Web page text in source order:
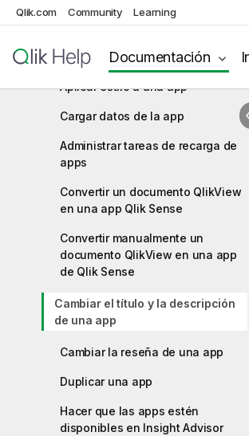
Qlik.com Community Learning
Documentación
Crear una app
Apps bajo demanda
Aplicar estilo a una app
Cargar datos de la app
Administrar tareas de recarga de
apps
Convertir un documento QlikView
en una app Qlik Sense
Convertir manualmente un
documento QlikView en una app
de Qlik Sense
Cambiar el título y la descripción
de una app
Cambiar la reseña de una app
Duplicar una app
Hacer que las apps estén
disponibles en Insight Advisor